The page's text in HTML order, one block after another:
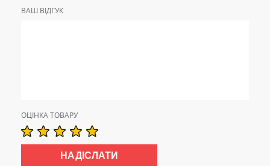
ВАШ ВІДГУК
ОЦІНКА ТОВАРУ